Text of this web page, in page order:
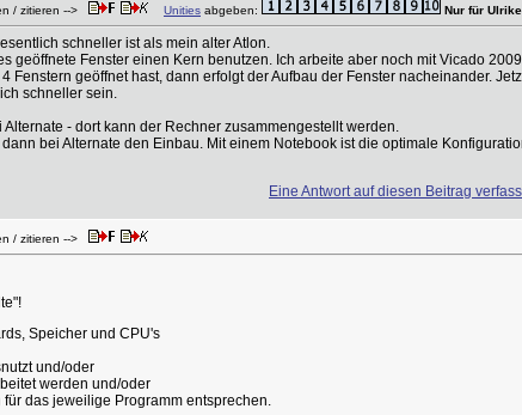
/ zitieren --> Unities abgeben: Nur für
schneller ist als mein alter Atlon.
geöffnete Fenster einen Kern benutzen. Ich arbeite aber noch mit Vicado
Fenstern geöffnet hast, dann erfolgt der Aufbau der Fenster nacheinander.
schneller sein.
- dort kann der Rechner zusammengestellt werden.
bei Alternate den Einbau. Mit einem Notebook ist die optimale
Eine Antwort auf diesen Beitrag
/ zitieren -->
Speicher und CPU's
und/oder
werden und/oder
das jeweilige Programm entsprechen.